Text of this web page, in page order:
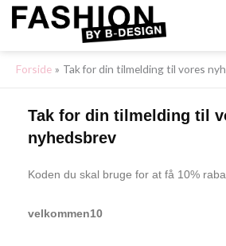
Gå
Forside Tak for din tilmelding til vores
Tak for din tilmelding til
nyhedsbrev
Koden du skal bruge for at få 10%
velkommen10